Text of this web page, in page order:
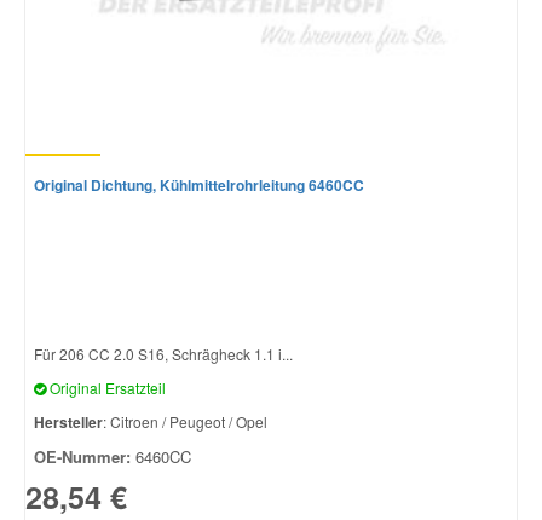
Original Dichtung, Kühlmittelrohrleitung 6460CC
Für 206 CC 2.0 S16, Schrägheck 1.1 i...
Original Ersatzteil
Hersteller: Citroen / Peugeot / Opel
OE-Nummer: 6460CC
28,54 €